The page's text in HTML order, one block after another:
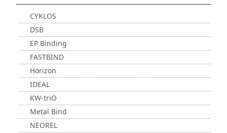
CYKLOS
DSB
EP Binding
FASTBIND
Horizon
IDEAL
KW-triO
Metal Bind
NEOREL